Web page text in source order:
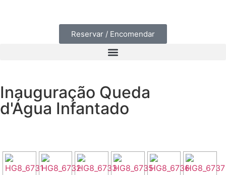
Reservar / Encomendar
Inauguração Queda
d'Água Infantado